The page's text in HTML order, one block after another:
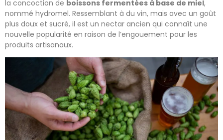
la concoction de boissons fermentées à base de miel,
nommé hydromel. Ressemblant à du vin, mais avec un goût
plus doux et sucré, il est un nectar ancien qui connaît une
nouvelle popularité en raison de l’engouement pour les
produits artisanaux.